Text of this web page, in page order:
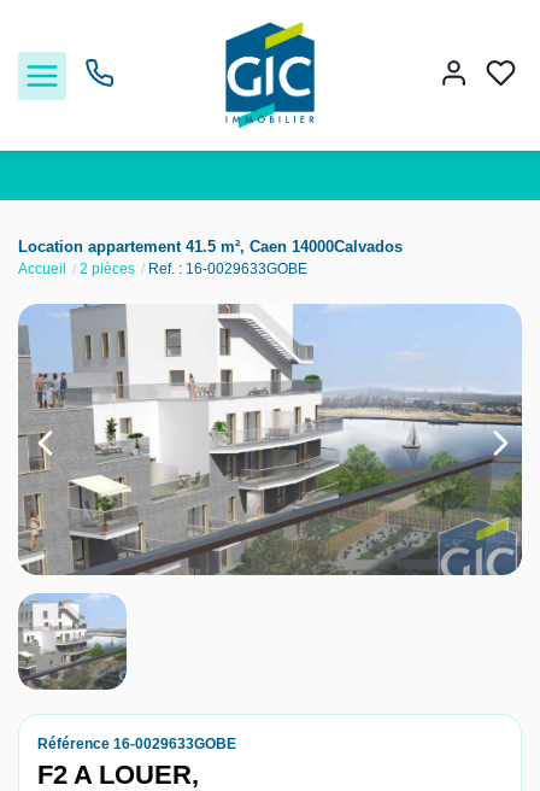
Acheter
Louer
Estimer
Nos services
Nos agences
Nous contacter
Nous rejoindre
Location appartement 41.5 m², Caen 14000Calvados
Accueil 2 pièces Ref. : 16-0029633GOBE
Référence 16-0029633GOBE
F2 A LOUER,